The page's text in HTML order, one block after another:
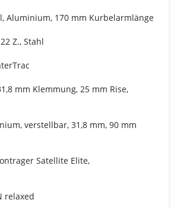
Aluminium, 170 mm Kurbelarmlänge
Z., Stahl
mm Klemmung, 25 mm Rise,
verstellbar, 31,8 mm, 90 mm
Satellite Elite,
relaxed